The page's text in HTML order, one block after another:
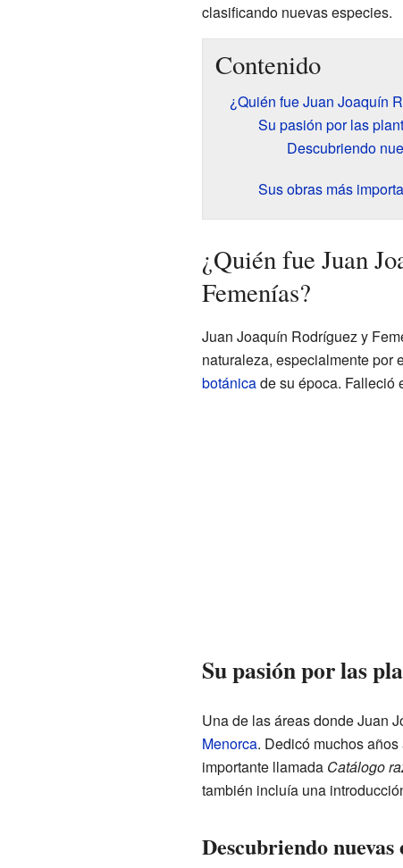
clasificando nuevas especies.
Contenido
¿Quién fue Juan Joaquín
Su pasión por las
Descubriendo
Sus obras más
¿Quién fue Juan
Femenías?
Juan Joaquín Rodríguez y
naturaleza, especialmente por
botánicade su época. Falleció
Su pasión por las
Una de las áreas donde Juan
Menorca. Dedicó muchos
importante llamada Catálogo
también incluía una
Descubriendo nuevas